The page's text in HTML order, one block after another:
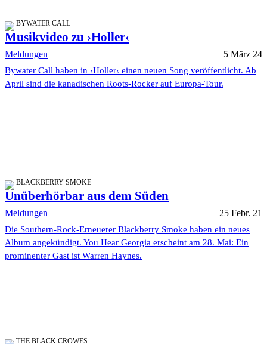
BYWATER CALL
Musikvideo zu ›Holler‹
Meldungen 5 März 24
Bywater Call haben in ›Holler‹ einen neuen Song veröffentlicht. Ab
April sind die kanadischen Roots-Rocker auf Europa-Tour.
BLACKBERRY SMOKE
Unüberhörbar aus dem Süden
Meldungen 25 Febr. 21
Die Southern-Rock-Erneuerer Blackberry Smoke haben ein neues
Album angekündigt. You Hear Georgia erscheint am 28. Mai: Ein
prominenter Gast ist Warren Haynes.
THE BLACK CROWES